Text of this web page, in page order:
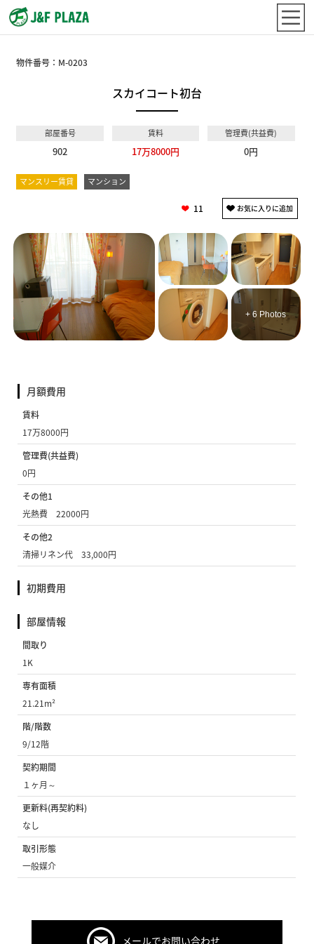
物件番号： M-0203
スカイコート初台
部屋番号
902
賃料
17万8000円
管理費(共益費)
0円
マンスリー賃貸 マンション
11
+ 6 Photos
月額費用
賃料
17万8000円
管理費(共益費)
0円
その他1
光熱費 22000円
その他2
清掃リネン代 33,000円
初期費用
部屋情報
間取り
1K
専有面積
21.21m²
階/階数
9/12階
契約期間
１ヶ月～
更新料(再契約料)
なし
取引形態
一般媒介
メールでお問い合わせ